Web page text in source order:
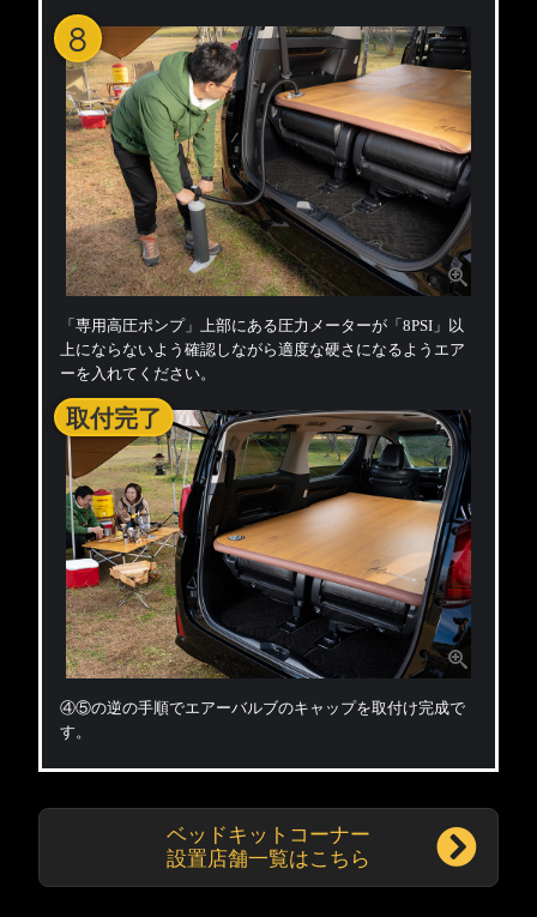
8
「専用高圧ポンプ」上部にある圧力メーターが「8PSI」以
上にならないよう確認しながら適度な硬さになるようエア
ーを入れてください。
取付完了
④⑤の逆の手順でエアーバルブのキャップを取付け完成で
す。
ベッドキットコーナー
設置店舗一覧はこちら